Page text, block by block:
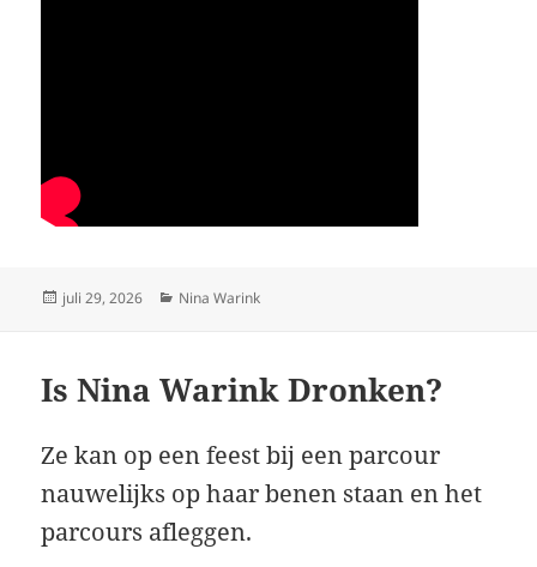
Geplaatst
juli 29, 2026 Categorieën
Nina Warink
Is Nina Warink Dronken?
Ze kan op een feest bij een parcour
nauwelijks op haar benen staan en het
parcours afleggen.